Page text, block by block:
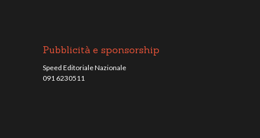
Pubblicità e sponsorship
Speed Editoriale Nazionale
091 6230511